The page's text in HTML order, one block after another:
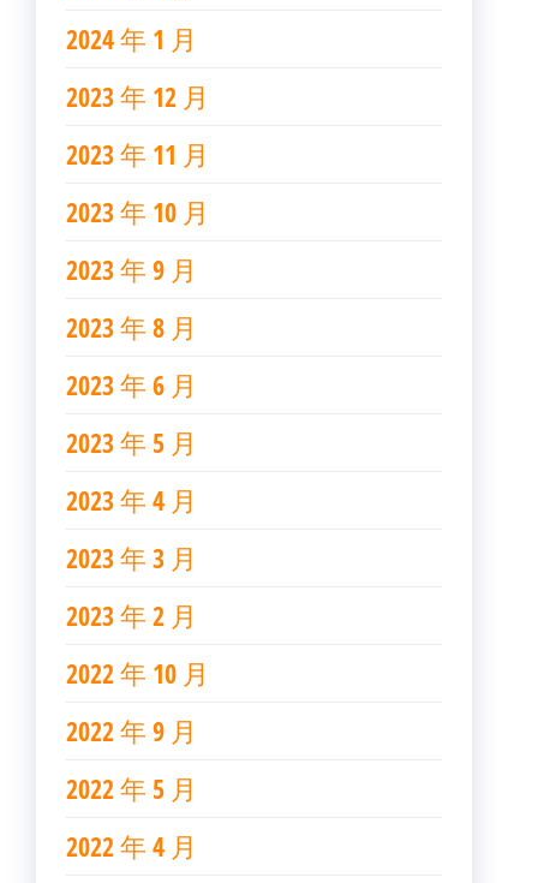
2024 年 1 月
2023 年 12 月
2023 年 11 月
2023 年 10 月
2023 年 9 月
2023 年 8 月
2023 年 6 月
2023 年 5 月
2023 年 4 月
2023 年 3 月
2023 年 2 月
2022 年 10 月
2022 年 9 月
2022 年 5 月
2022 年 4 月